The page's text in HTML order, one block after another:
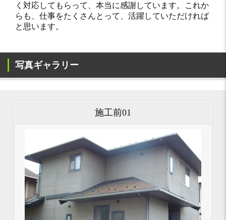
く対応してもらって、本当に感謝しています。これか
らも、仕事をたくさんとって、活躍していただければ
と思います。
写真ギャラリー
施工前01